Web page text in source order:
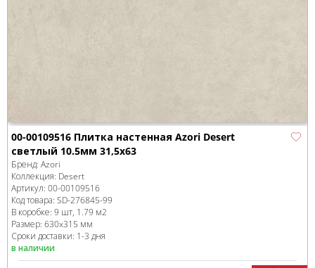
00-00109516 Плитка настенная Azori Desert
светлый 10.5мм 31,5x63
Бренд: Azori
Коллекция: Desert
Артикул: 00-00109516
Код товара: SD-276845-99
В коробке: 9 шт, 1.79 м2
Размер: 630x315 мм
Сроки доставки: 1-3 дня
в наличии